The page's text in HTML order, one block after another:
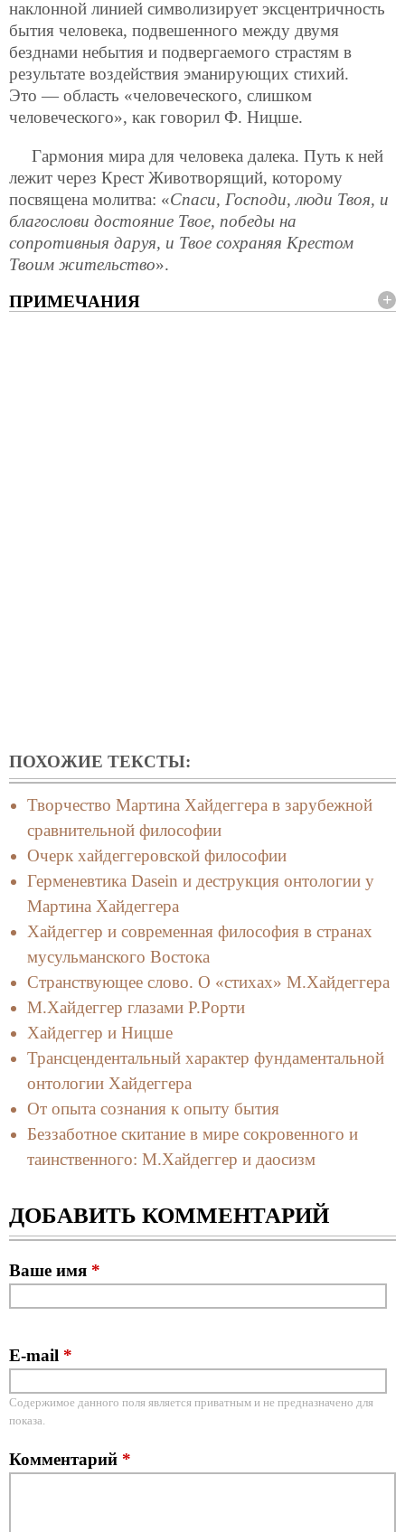
наклонной линией символизирует эксцентричность
бытия человека, подвешенного между двумя
безднами небытия и подвергаемого страстям в
результате воздействия эманирующих стихий.
Это — область «человеческого, слишком
человеческого», как говорил Ф. Ницше.
Гармония мира для человека далека. Путь к ней
лежит через Крест Животворящий, которому
посвящена молитва: «Спаси, Господи, люди Твоя, и
благослови достояние Твое, победы на
сопротивныя даруя, и Твое сохраняя Крестом
Твоим жительство».
ПРИМЕЧАНИЯ
ПОХОЖИЕ ТЕКСТЫ:
Творчество Мартина Хайдеггера в зарубежной
сравнительной философии
Очерк хайдеггеровской философии
Герменевтика Dasein и деструкция онтологии у
Мартина Хайдеггера
Хайдеггер и современная философия в странах
мусульманского Востока
Странствующее слово. О «стихах» М.Хайдеггера
М.Хайдеггер глазами Р.Рорти
Хайдеггер и Ницше
Трансцендентальный характер фундаментальной
онтологии Хайдеггера
От опыта сознания к опыту бытия
Беззаботное скитание в мире сокровенного и
таинственного: М.Хайдеггер и даосизм
ДОБАВИТЬ КОММЕНТАРИЙ
Ваше имя *
E-mail *
Содержимое данного поля является приватным и не предназначено для
показа.
Комментарий *